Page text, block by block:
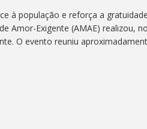
à população e reforça a
Amor-Exigente (AMAE) realizou,
O evento reuniu